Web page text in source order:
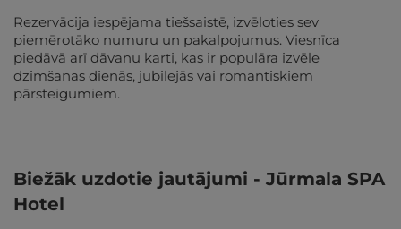
Rezervācija iespējama tiešsaistē, izvēloties sev
piemērotāko numuru un pakalpojumus. Viesnīca
piedāvā arī dāvanu karti, kas ir populāra izvēle
dzimšanas dienās, jubilejās vai romantiskiem
pārsteigumiem.
Biežāk uzdotie jautājumi - Jūrmala SPA
Hotel